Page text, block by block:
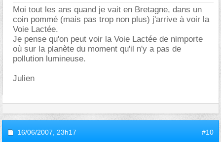
Moi tout les ans quand je vait en Bretagne, dans un
coin pommé (mais pas trop non plus) j'arrive à voir la
Voie Lactée.
Je pense qu'on peut voir la Voie Lactée de nimporte
où sur la planète du moment qu'il n'y a pas de
pollution lumineuse.
Julien
16/06/2007, 23h17 #10